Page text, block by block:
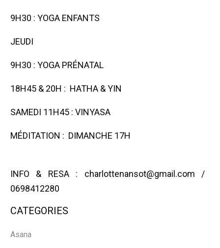
9H30 : YOGA ENFANTS
JEUDI
9H30 : YOGA PRÉNATAL
18H45 & 20H : HATHA & YIN
SAMEDI 11H45 : VINYASA
MÉDITATION : DIMANCHE 17H
INFO & RESA : charlottenansot@gmail.com /
0698412280
CATEGORIES
Asana